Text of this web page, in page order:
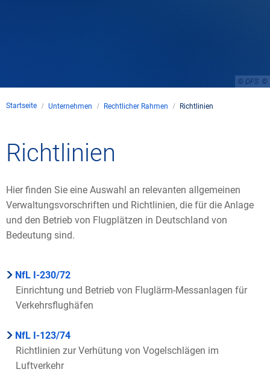
© DFS
Startseite Unternehmen Rechtlicher Rahmen Richtlinien
Richtlinien
Richtlinien
Hier finden Sie eine Auswahl an relevanten allgemeinen
Verwaltungsvorschriften und Richtlinien, die für die Anlage
und den Betrieb von Flugplätzen in Deutschland von
Bedeutung sind.
NfL I-230/72
Einrichtung und Betrieb von Fluglärm-Messanlagen für
Verkehrsflughäfen
NfL I-123/74
Richtlinien zur Verhütung von Vogelschlägen im
Luftverkehr